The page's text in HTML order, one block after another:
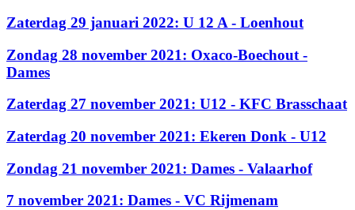
Zaterdag 29 januari 2022: U 12 A - Loenhout
Zondag 28 november 2021: Oxaco-Boechout -
Dames
Zaterdag 27 november 2021: U12 - KFC Brasschaat
Zaterdag 20 november 2021: Ekeren Donk - U12
Zondag 21 november 2021: Dames - Valaarhof
7 november 2021: Dames - VC Rijmenam